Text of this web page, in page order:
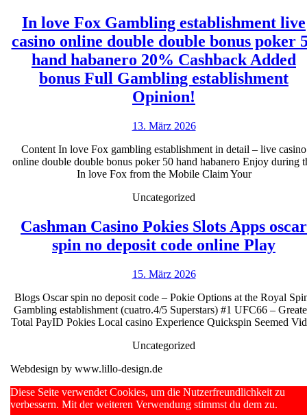
&
free
spins
coins
In love Fox Gambling establishment live
casino online double double bonus poker
hand habanero 20% Cashback Added
bonus Full Gambling establishment
Opinion!
Fox
Gambling
establishment
casino
online
double
bonus
poker
50
habanero
Cashback
Added
13. März 202613.
2026
Content In love Fox gambling establishment in detail – live casino
online double double bonus poker 50 hand habanero Enjoy during
In love Fox from the Mobile Claim Your
Uncategorized
Cashman Casino Pokies Slots Apps oscar
spin no deposit code online Play
code
15. März 202615.
2026
Blogs Oscar spin no deposit code – Pokie Options at the Royal
Gambling establishment (cuatro.4/5 Superstars) #1 UFC66 –
Total PayID Pokies Local casino Experience Quickspin Seemed
Uncategorized
Webdesign by www.lillo-design.de
Scroll
Up
Diese Seite verwendet Cookies, um die Nutzerfreundlichkeit zu
verbessern. Mit der weiteren Verwendung stimmst du dem zu.